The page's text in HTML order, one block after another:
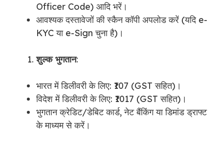
Officer Code) आदि भरें।
आवश्यक दस्तावेजों की स्कैन कॉपी अपलोड करें (यदि e-
KYC या e-Sign चुना है)।
शुल्क भुगतान:
भारत में डिलीवरी के लिए: ₹107 (GST सहित)।
विदेश में डिलीवरी के लिए: ₹1017 (GST सहित)।
भुगतान क्रेडिट/डेबिट कार्ड, नेट बैंकिंग या डिमांड ड्राफ्ट
के माध्यम से करें।